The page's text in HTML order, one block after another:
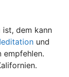
ist, dem kann
und
empfehlen.